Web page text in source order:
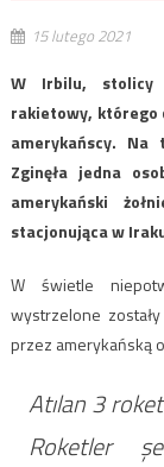
15 lutego 2021
W Irbilu, stolicy
rakietowy, którego
amerykańscy.
Zginęła jedna
amerykański
stacjonująca w
W świetle
wystrzelone
przez amerykańską
Atılan 3
Roketler